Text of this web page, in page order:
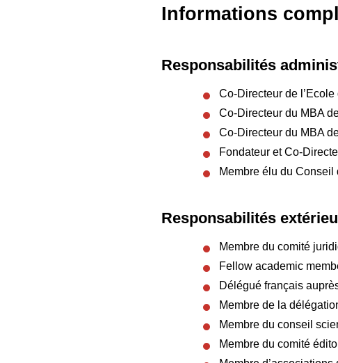
Informations
Responsabilités
Co-Directeur de
Co-Directeur du MBA
Co-Directeur du MBA
Fondateur et Co-
Membre élu du Conseil
Responsabilités
Membre du comité
Fellow academic
Délégué français
Membre de la
Membre du conseil
Membre du comité